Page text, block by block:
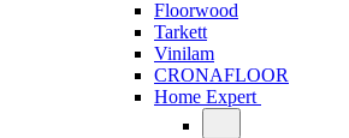
Floorwood
Tarkett
Vinilam
CRONAFLOOR
Home Expert